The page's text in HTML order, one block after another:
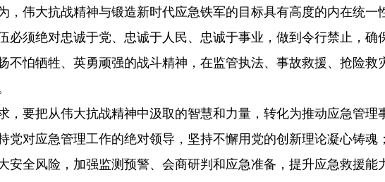
，伟大抗战精神与锻造新时代应急铁军的目标具有高度的内在统一
必须绝对忠诚于党、忠诚于人民、忠诚于事业，做到令行禁止，确
不怕牺牲、英勇顽强的战斗精神，在监管执法、事故救援、抢险救
，要把从伟大抗战精神中汲取的智慧和力量，转化为推动应急管理
党对应急管理工作的绝对领导，坚持不懈用党的创新理论凝心铸魂
安全风险，加强监测预警、会商研判和应急准备，提升应急救援能